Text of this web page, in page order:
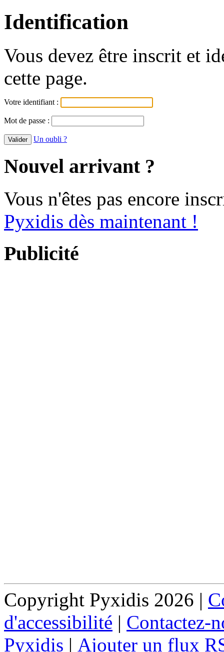
Identification
Vous devez être inscrit et
cette page.
Votre identifiant :
Mot de passe :
Un oubli ?
Nouvel arrivant ?
Vous n'êtes pas encore
Pyxidis dès maintenant !
Publicité
Copyright Pyxidis 2026 |
d'accessibilité | Contactez-
Pyxidis | Ajouter un flux